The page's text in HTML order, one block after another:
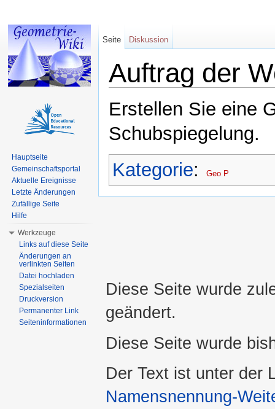
Auftrag der
Erstellen Sie eine
Schubspiegelung.
Kategorie: Geo P
Seite Diskussion
Hauptseite
Gemeinschaftsportal
Aktuelle Ereignisse
Letzte Änderungen
Zufällige Seite
Hilfe
Werkzeuge
Links auf diese Seite
Änderungen an
verlinkten Seiten
Datei hochladen
Spezialseiten
Druckversion
Permanenter Link
Seiteninformationen
Diese Seite wurde
geändert.
Diese Seite wurde
Der Text ist unter der
Namensnennung-